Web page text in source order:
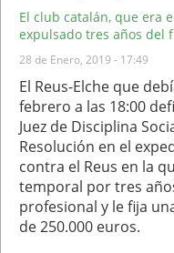
El club catalán, que era
expulsado tres años del
28 de Enero, 2019 - 17:49
El Reus-Elche que
febrero a las 18:00
Juez de Disciplina
Resolución en el
contra el Reus en la
temporal por tres
profesional y le fija
de 250.000 euros.